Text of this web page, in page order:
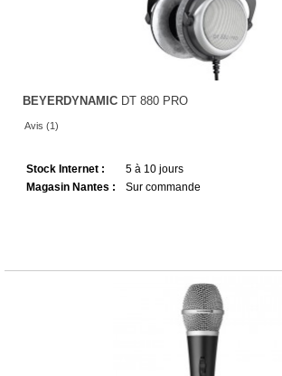
BEYERDYNAMIC DT 880 PRO
Avis (1)
Stock Internet :
5 à 10 jours
Magasin Nantes :
Sur commande